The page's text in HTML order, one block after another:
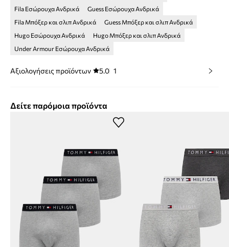
Fila Εσώρουχα Ανδρικά
Guess Εσώρουχα Ανδρικά
Fila Μπόξερ και σλιπ Ανδρικά
Guess Μπόξερ και σλιπ Ανδρικά
Hugo Εσώρουχα Ανδρικά
Hugo Μπόξερ και σλιπ Ανδρικά
Under Armour Εσώρουχα Ανδρικά
Αξιολογήσεις προϊόντων 5.0 1
Δείτε παρόμοια προϊόντα